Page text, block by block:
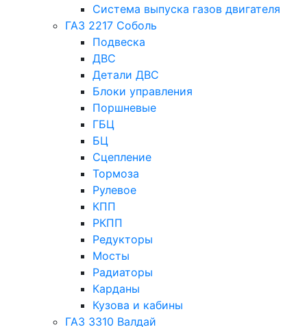
Система выпуска газов двигателя
ГАЗ 2217 Соболь
Подвеска
ДВС
Детали ДВС
Блоки управления
Поршневые
ГБЦ
БЦ
Сцепление
Тормоза
Рулевое
КПП
РКПП
Редукторы
Мосты
Радиаторы
Карданы
Кузова и кабины
ГАЗ 3310 Валдай